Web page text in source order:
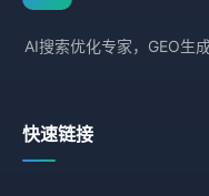
AI搜索优化专家，GEO生
快速链接